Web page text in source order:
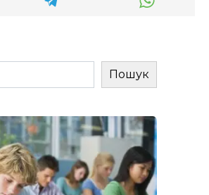
Пошук